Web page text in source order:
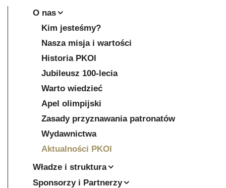
O nas
Kim jesteśmy?
Nasza misja i wartości
Historia PKOl
Jubileusz 100-lecia
Warto wiedzieć
Apel olimpijski
Zasady przyznawania patronatów
Wydawnictwa
Aktualności PKOl
Władze i struktura
Sponsorzy i Partnerzy